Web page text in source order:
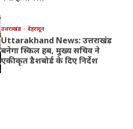
उत्तराखंड देहरादून
Uttarakhand News: उत्तराखंड
बनेगा स्किल हब, मुख्य सचिव ने
एकीकृत डैशबोर्ड के दिए निर्देश